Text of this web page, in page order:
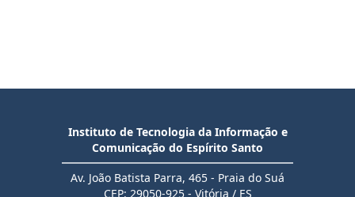
Instituto de Tecnologia da Informação e
Comunicação do Espírito Santo
Av. João Batista Parra, 465 - Praia do Suá
CEP: 29050-925 - Vitória / ES